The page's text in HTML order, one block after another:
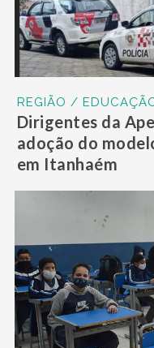
REGIÃO /
Dirigentes da
adoção do
em Itanhaém